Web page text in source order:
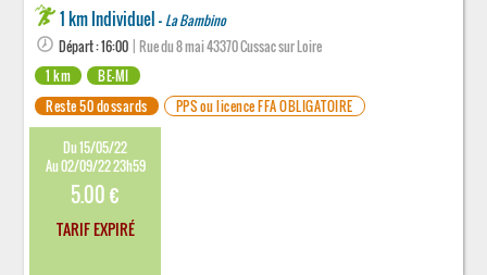
1 km Individuel - La Bambino
Départ : 16:00 | Rue du 8 mai 43370 Cussac sur Loire
1 km
BE-MI
Reste 50 dossards
PPS ou licence FFA OBLIGATOIRE
Du 15/05/22
Au 02/09/22 23h59
5.00 €
TARIF EXPIRÉ